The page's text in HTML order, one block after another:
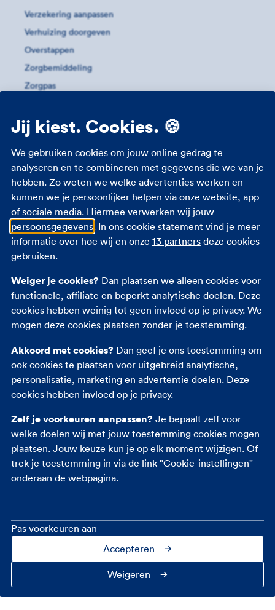
Verzekering aanpassen
Verhuizing doorgeven
Overstappen
Zorgbemiddeling
Zorgpas
Meer informatie
Zorgverzekering 18 jaar
Zorgverzekering zwangerschap
Zorgtoeslag
Eigen bijdrage
Zorgpremie 2026
Autoverzekering
Opstalverzekering
Inboedelverzekering
Reisverzekering
Rechtsbijstandverzekering
Ongevallenverzekering
Cookie-instellingen
Jij kiest. Cookies. 🍪
We gebruiken cookies om jouw online gedrag te
analyseren en te combineren met gegevens die we van je
hebben. Zo weten we welke advertenties werken en
kunnen we je persoonlijker helpen via onze website, app
of sociale media. Hiermee verwerken wij jouw
persoonsgegevens. In ons cookie statement vind je meer
informatie over hoe wij en onze 13 partnersdeze cookies
gebruiken.
Weiger je cookies? Dan plaatsen we alleen cookies voor
functionele, affiliate en beperkt analytische doelen. Deze
cookies hebben weinig tot geen invloed op je privacy. We
mogen deze cookies plaatsen zonder je toestemming.
Akkoord met cookies? Dan geef je ons toestemming om
ook cookies te plaatsen voor uitgebreid analytische,
personalisatie, marketing en advertentie doelen. Deze
cookies hebben invloed op je privacy.
Zelf je voorkeuren aanpassen? Je bepaalt zelf voor
welke doelen wij met jouw toestemming cookies mogen
plaatsen. Jouw keuze kun je op elk moment wijzigen. Of
trek je toestemming in via de link "Cookie-instellingen"
onderaan de webpagina.
Pas voorkeuren aan
Accepteren
Weigeren